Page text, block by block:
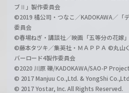
ブⅡ」製作委員会
©2019 橘公司・つなこ／KADOKAWA／「
委員会
©春場ねぎ・講談社／映画「五等分の花嫁
©藤本タツキ／集英社・ＭＡＰＰＡ ©丸山
バーロード4製作委員会
©2020 川原 礫/KADOKAWA/SAO-P Project
© 2017 Manjuu Co.,Ltd. & YongShi
© 2017 Yostar, Inc. All Rights Reserved.